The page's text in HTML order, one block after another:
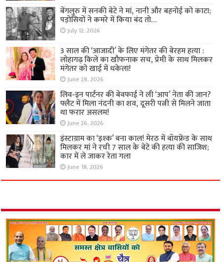
बेंगलुरु में सनकी बेटे ने मां, नानी और बहनोई को काटा;
पड़ोसियों ने कमरे में किया बंद तो…
July 12, 2026
3 साल की ‘आजादी’ के लिए मंगेतर की बेरहम हत्या :
लोहागढ़ किले का खौफनाक सच, प्रेमी के साथ मिलकर
मंगेतर को खाई में धकेला!
June 28, 2026
लिव-इन पार्टनर की बेवफाई ने ली ‘आप’ नेता की जान?
फ्लैट में मिला नंदनी का शव, दूसरी पत्नी से मिलने जाता
था फरार असलम!
June 26, 2026
इंस्टाग्राम का ‘इश्क’ बना काल! मेरठ में बॉयफ्रेंड के साथ
मिलकर मां ने रची 7 साल के बेटे की हत्या की साजिश;
कार में ले जाकर रेता गला
June 18, 2026